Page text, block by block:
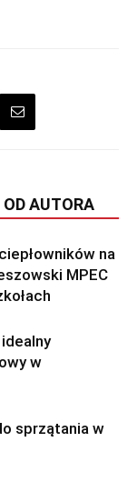
AUTORA
na
MPEC
w
sprzątania w